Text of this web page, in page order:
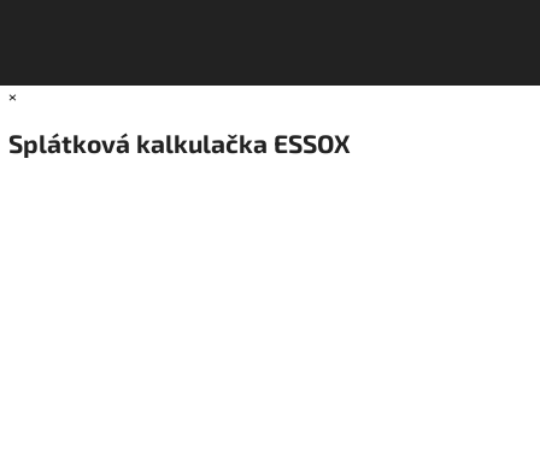
×
Splátková kalkulačka ESSOX